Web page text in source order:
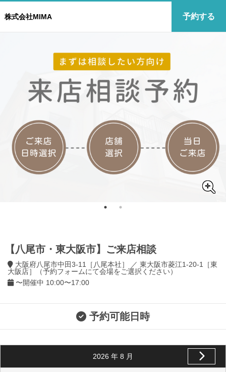
株式会社MIMA 予約する
【八尾市・東大阪市】ご来店相談
大阪府八尾市中田3-11［八尾本社］ ／ 東大阪市菱江1-20-1［東
大阪店］（予約フォームにて会場をご選択ください）
〜開催中 10:00〜17:00
予約可能日時
2026 年 8 月